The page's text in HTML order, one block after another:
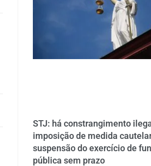
STJ: há constrangimento
imposição de medida
suspensão do exercício de
pública sem prazo